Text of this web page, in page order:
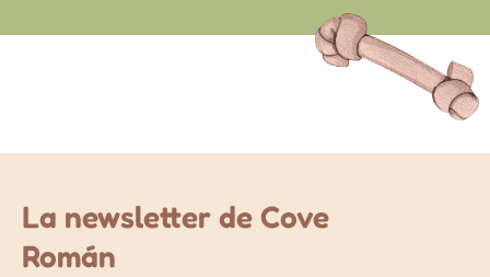
La newsletter de Cove
Román